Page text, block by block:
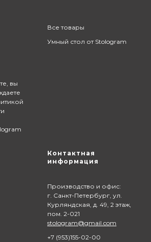
вы
Все товары
Умный стол от Stologram
Контактная
информация
Производство и офис:
г. Санкт-Петербург, ул.
Курляндская, д. 49, 2 этаж,
пом. 2-021
stologram@gmail.com
+7 (953)155-02-00